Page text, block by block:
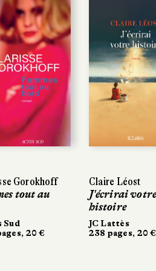
Gorokhoff
tout au
20 €
Claire Léost
J'écrirai votre
histoire
JC Lattès
238 pages, 20 €
Gorokhoff
tout au
20 €
Claire Léost
J'écrirai votre
histoire
JC Lattès
238 pages, 20 €